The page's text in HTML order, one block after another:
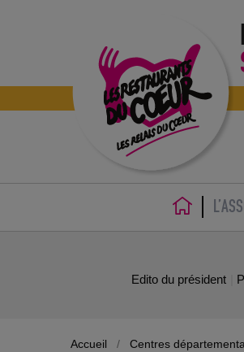
ACCUEIL
Edito du président
Accueil / Centres